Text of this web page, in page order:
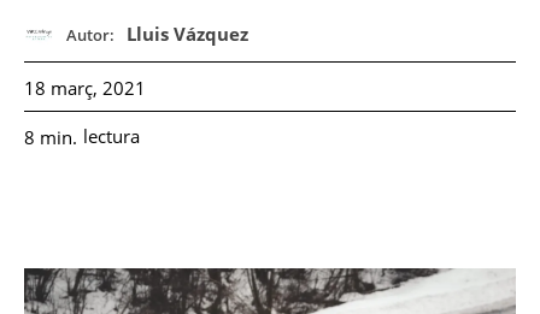
Autor: Lluis Vázquez
18 març, 2021
8 min. lectura